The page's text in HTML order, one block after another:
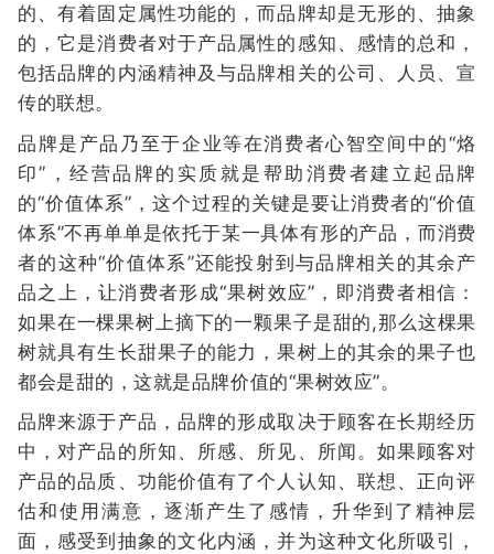
的、有着固定属性功能的，而品牌却是无形的、抽象
的，它是消费者对于产品属性的感知、感情的总和，
包括品牌的内涵精神及与品牌相关的公司、人员、宣
传的联想。
品牌是产品乃至于企业等在消费者心智空间中的“烙
印”，经营品牌的实质就是帮助消费者建立起品牌
的“价值体系”，这个过程的关键是要让消费者的“价值
体系”不再单单是依托于某一具体有形的产品，而消费
者的这种“价值体系”还能投射到与品牌相关的其余产
品之上，让消费者形成“果树效应”，即消费者相信：
如果在一棵果树上摘下的一颗果子是甜的,那么这棵果
树就具有生长甜果子的能力，果树上的其余的果子也
都会是甜的，这就是品牌价值的“果树效应”。
品牌来源于产品，品牌的形成取决于顾客在长期经历
中，对产品的所知、所感、所见、所闻。如果顾客对
产品的品质、功能价值有了个人认知、联想、正向评
估和使用满意，逐渐产生了感情，升华到了精神层
面，感受到抽象的文化内涵，并为这种文化所吸引，